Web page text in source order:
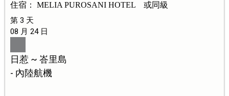
住宿： MELIA PUROSANI HOTEL 或同級
第 3 天
08 月 24 日
日惹 ~ 峇里島
- 內陸航機